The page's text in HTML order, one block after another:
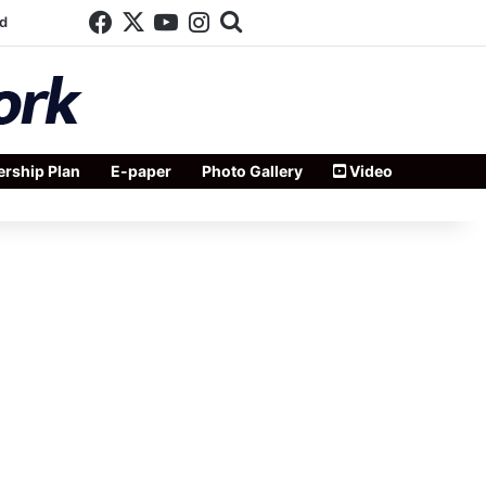
Facebook
X YouTube
Instagram
Plan E-paper Photo Gallery Video